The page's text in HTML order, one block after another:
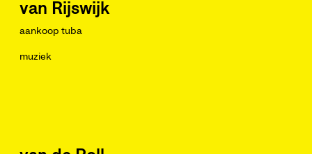
van Rijswijk
aankoop tuba
muziek